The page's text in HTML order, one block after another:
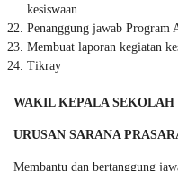
kesiswaan
Penanggung jawab
Membuat laporan kegiatan
Tikray
WAKIL KEPALA SEKOLAH
URUSAN SARANA
Membantu dan bertanggung